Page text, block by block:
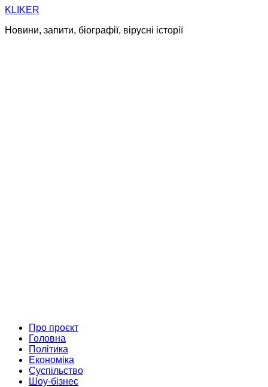
Skip
content
KLIKER
Новини, запити, біографії, вірусні історії
Про проєкт
Головна
Політика
Економіка
Суспільство
Шоу-бізнес